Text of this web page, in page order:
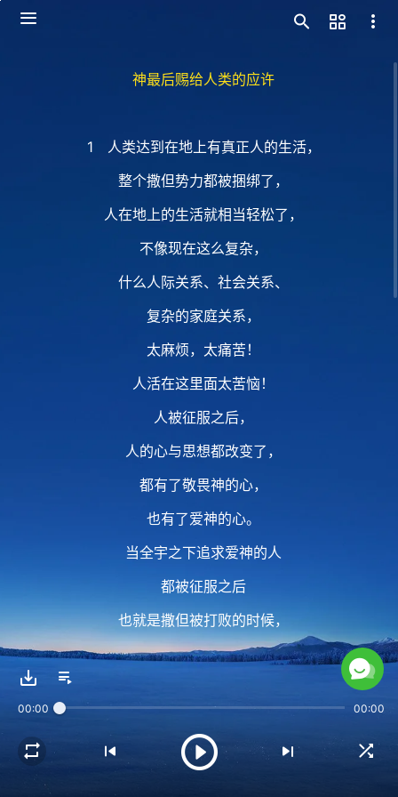
神最后赐给人类的应许
1 人类达到在地上有真正人的生活，
整个撒但势力都被捆绑了，
人在地上的生活就相当轻松了，
不像现在这么复杂，
什么人际关系、社会关系、
复杂的家庭关系，
太麻烦，太痛苦！
人活在这里面太苦恼！
人被征服之后，
人的心与思想都改变了，
都有了敬畏神的心，
也有了爱神的心。
当全宇之下追求爱神的人
都被征服之后
也就是撒但被打败的时候，
撒但被捆绑也就是
可以自由自在地在地上生活。
00:00 00:00